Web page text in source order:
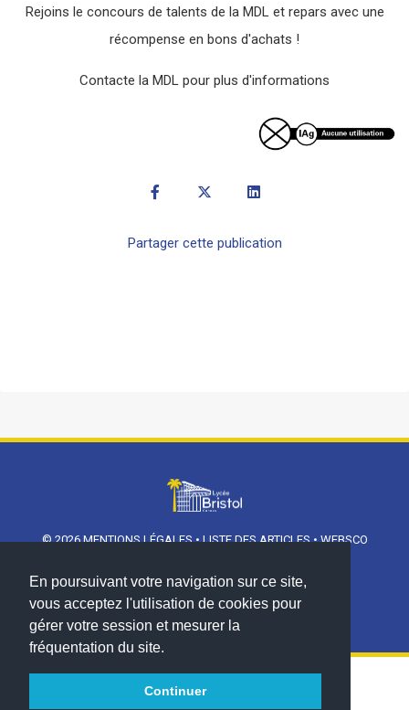
En poursuivant votre navigation sur ce site,
vous acceptez l'utilisation de cookies pour
gérer votre session et mesurer la
fréquentation du site.
Continuer
Rejoins le concours de talents de la MDL et repars avec une
récompense en bons d'achats !
Contacte la MDL pour plus d'informations
Partager cette publication
© 2026MENTIONS LÉGALES•LISTE DES ARTICLES•WEBSCO